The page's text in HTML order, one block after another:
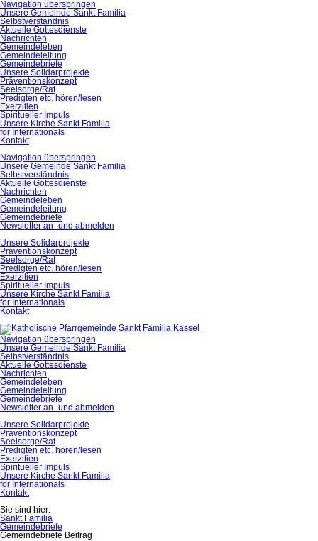
Navigation überspringen
Unsere Gemeinde Sankt Familia
Selbstverständnis
Aktuelle Gottesdienste
Nachrichten
Gemeindeleben
Gemeindeleitung
Gemeindebriefe
Unsere Solidarprojekte
Präventionskonzept
Seelsorge/Rat
Predigten etc. hören/lesen
Exerzitien
Spiritueller Impuls
Unsere Kirche Sankt Familia
for Internationals
Kontakt
Navigation überspringen
Unsere Gemeinde Sankt Familia
Selbstverständnis
Aktuelle Gottesdienste
Nachrichten
Gemeindeleben
Gemeindeleitung
Gemeindebriefe
Newsletter an- und abmelden
Unsere Solidarprojekte
Präventionskonzept
Seelsorge/Rat
Predigten etc. hören/lesen
Exerzitien
Spiritueller Impuls
Unsere Kirche Sankt Familia
for Internationals
Kontakt
Navigation überspringen
Unsere Gemeinde Sankt Familia
Selbstverständnis
Aktuelle Gottesdienste
Nachrichten
Gemeindeleben
Gemeindeleitung
Gemeindebriefe
Newsletter an- und abmelden
Unsere Solidarprojekte
Präventionskonzept
Seelsorge/Rat
Predigten etc. hören/lesen
Exerzitien
Spiritueller Impuls
Unsere Kirche Sankt Familia
for Internationals
Kontakt
Sie sind hier:
Sankt Familia
Gemeindebriefe
Gemeindebriefe Beitrag